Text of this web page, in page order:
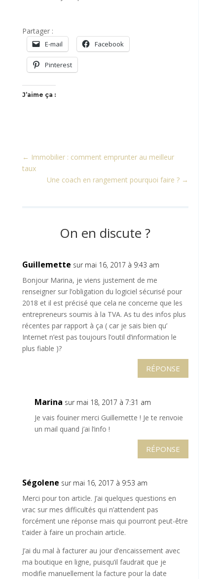
Partager :
E-mail Facebook
Pinterest
J’aime ça :
← Immobilier : comment emprunter au meilleur
taux
Une coach en rangement pourquoi faire ? →
On en discute ?
Guillemette sur mai 16, 2017 à 9:43 am
Bonjour Marina, je viens justement de me
renseigner sur l’obligation du logiciel sécurisé pour
2018 et il est précisé que cela ne concerne que les
entrepreneurs soumis à la TVA. As tu des infos plus
récentes par rapport à ça ( car je sais bien qu’
Internet n’est pas toujours l’outil d’information le
plus fiable )?
RÉPONSE
Marina sur mai 18, 2017 à 7:31 am
Je vais fouiner merci Guillemette ! Je te renvoie
un mail quand j’ai l’info !
RÉPONSE
Ségolene sur mai 16, 2017 à 9:53 am
Merci pour ton article. J’ai quelques questions en
vrac sur mes difficultés qui n’attendent pas
forcément une réponse mais qui pourront peut-être
t’aider à faire un prochain article.
J’ai du mal à facturer au jour d’encaissement avec
ma boutique en ligne, puisqu’il faudrait que je
modifie manuellement la facture pour la date